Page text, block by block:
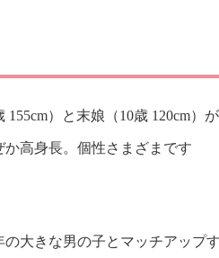
）と末娘（10歳 120cm）が
高身長。個性さまざまです
大きな男の子とマッチアップす